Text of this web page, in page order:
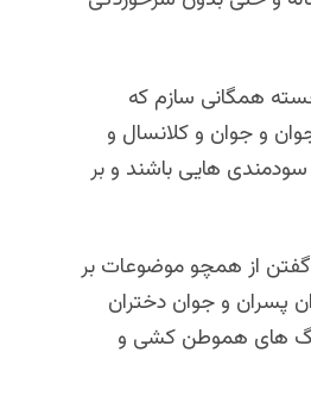
همگانی سازم که
و جوان و کلانسال و
هایی باشند و بر
از همچو موضوعات بر
پسران و جوان دختران
جنگ های هموطن کشی و